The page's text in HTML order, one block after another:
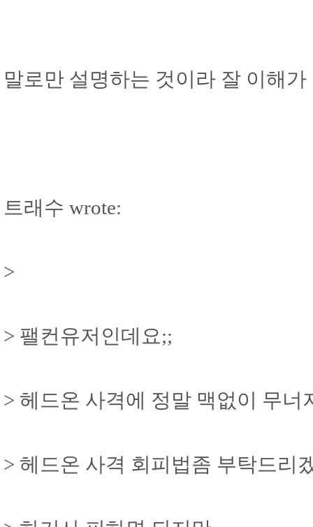
말로만 설명하는 것이라 잘 이해
트래수 wrote:
>
> 팰컨유저인데요;;
> 헤드온 사격에 정말 맥없이 무너
> 헤드온 사격 회피법좀 부탁드리